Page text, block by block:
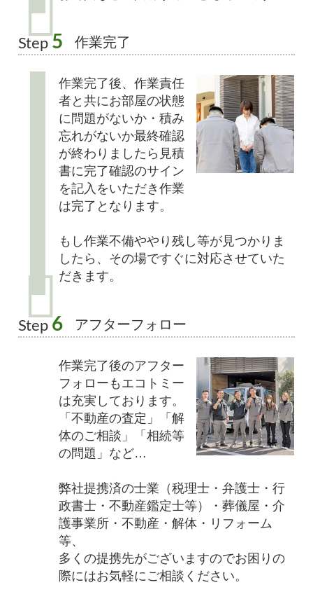
Step 5 作業完了
作業完了後、作業責任
者と共にお部屋の状態
に問題がないか・積み
忘れがないか最終確認
が終わりましたら見積
書に完了確認のサイン
を記入をいただき作業
は完了となります。
もし作業不備ややり残し等が見つかりま
したら、その場ですぐに対応させていた
だきます。
Step 6 アフターフォロー
作業完了後のアフター
フォローもエコトミー
は充実しております。
「不動産の査定」「解
体のご相談」「相続等
の問題」など…
弊社提携済の士業（税理士・弁護士・行
政書士・不動産鑑定士等）・葬儀屋・介
護事業所・不動産・解体・リフォーム
等、
多くの提携先がございますのでお困りの
際にはお気軽にご相談ください。